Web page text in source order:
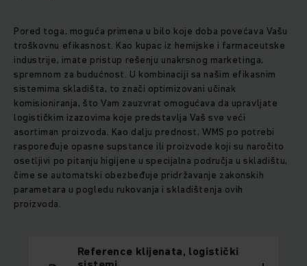
Pored toga, moguća primena u bilo koje doba povećava Vašu
troškovnu efikasnost. Kao kupac iz hemijske i farmaceutske
industrije, imate pristup rešenju unakrsnog marketinga,
spremnom za budućnost. U kombinaciji sa našim efikasnim
sistemima skladišta, to znači optimizovani učinak
komisioniranja, što Vam zauzvrat omogućava da upravljate
logističkim izazovima koje predstavlja Vaš sve veći
asortiman proizvoda. Kao dalju prednost, WMS po potrebi
raspoređuje opasne supstance ili proizvode koji su naročito
osetljivi po pitanju higijene u specijalna područja u skladištu,
čime se automatski obezbeđuje pridržavanje zakonskih
parametara u pogledu rukovanja i skladištenja ovih
proizvoda.
Reference klijenata, logistički